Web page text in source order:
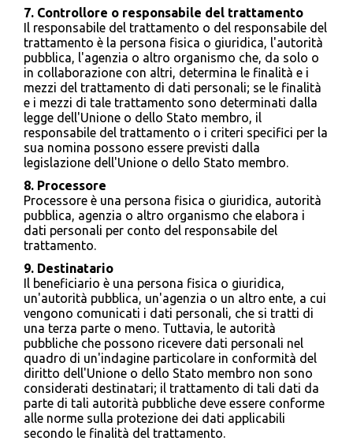
7. Controllore o responsabile del trattamento
Il responsabile del trattamento o del responsabile del
trattamento è la persona fisica o giuridica, l'autorità
pubblica, l'agenzia o altro organismo che, da solo o
in collaborazione con altri, determina le finalità e i
mezzi del trattamento di dati personali; se le finalità
e i mezzi di tale trattamento sono determinati dalla
legge dell'Unione o dello Stato membro, il
responsabile del trattamento o i criteri specifici per la
sua nomina possono essere previsti dalla
legislazione dell'Unione o dello Stato membro.
8. Processore
Processore è una persona fisica o giuridica, autorità
pubblica, agenzia o altro organismo che elabora i
dati personali per conto del responsabile del
trattamento.
9. Destinatario
Il beneficiario è una persona fisica o giuridica,
un'autorità pubblica, un'agenzia o un altro ente, a cui
vengono comunicati i dati personali, che si tratti di
una terza parte o meno. Tuttavia, le autorità
pubbliche che possono ricevere dati personali nel
quadro di un'indagine particolare in conformità del
diritto dell'Unione o dello Stato membro non sono
considerati destinatari; il trattamento di tali dati da
parte di tali autorità pubbliche deve essere conforme
alle norme sulla protezione dei dati applicabili
secondo le finalità del trattamento.